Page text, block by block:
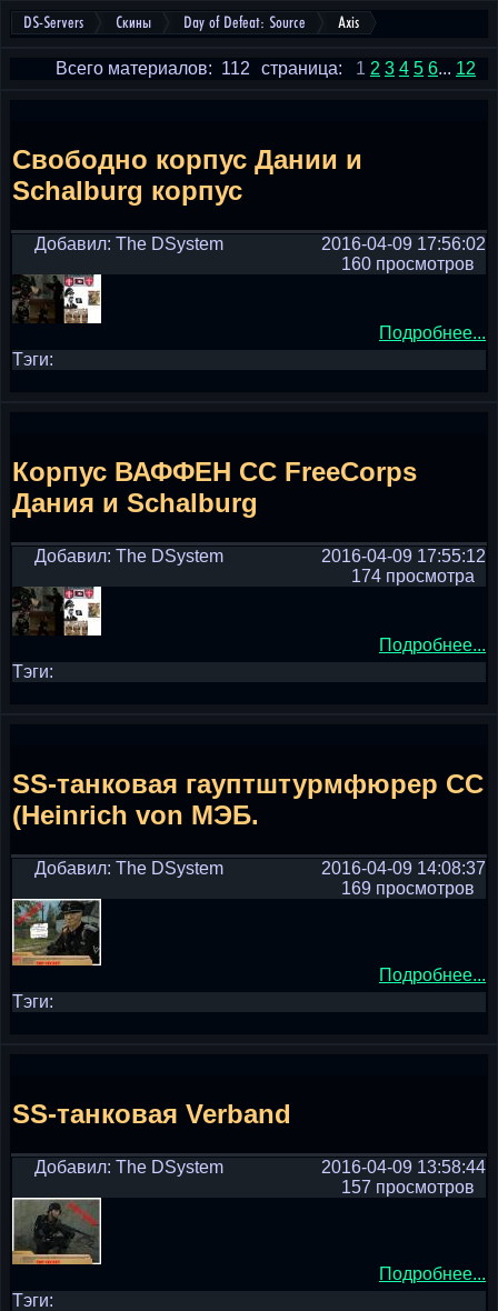
DS-Servers Скины Day of Defeat: Source Axis
страница: 1 2 3 4 5 6... 12
Всего материалов: 112
Свободно корпус Дании и
Schalburg корпус
Добавил: The DSystem
2016-04-09 17:56:02
160 просмотров
Подробнее...
Тэги:
Корпус ВАФФЕН СС FreeCorps
Дания и Schalburg
Добавил: The DSystem
2016-04-09 17:55:12
174 просмотра
Подробнее...
Тэги:
SS-танковая гауптштурмфюрер СС
(Heinrich von МЭБ.
Добавил: The DSystem
2016-04-09 14:08:37
169 просмотров
Подробнее...
Тэги:
SS-танковая Verband
Добавил: The DSystem
2016-04-09 13:58:44
157 просмотров
Подробнее...
Тэги: